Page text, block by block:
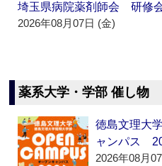
埼玉県病院薬剤師会 研修
2026年08月07日 (金)
薬系大学・学部 催し物
徳島文理大
ャンパス
2026年08月